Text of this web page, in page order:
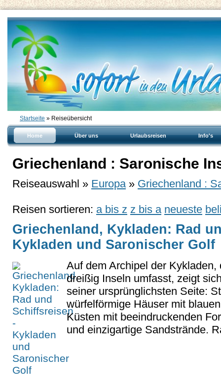
Startseite » Reiseübersicht
Home Über uns Urlaubsreisen Info's
Griechenland : Saronische
Reiseauswahl » Europa » Griechenland :
Reisen sortieren: a bis z z bis a neueste
Griechenland, Kykladen: Rad
Kykladen und Saronischer Golf
Auf dem Archipel der Kykladen,
dreißig Inseln umfasst, zeigt
seiner ursprünglichsten Seite:
würfelförmige Häuser mit
Küsten mit beeindruckenden
und einzigartige Sandstrände.